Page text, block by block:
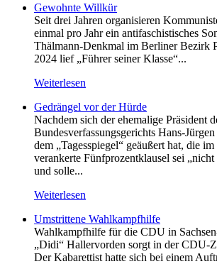
Gewohnte Willkür
Seit drei Jahren organisieren
einmal pro Jahr ein antifaschistisches
Thälmann-Denkmal im Berliner Bezirk
2024 lief „Führer seiner Klasse“...
Weiterlesen
Gedrängel vor der Hürde
Nachdem sich der ehemalige Präsident
Bundesverfassungsgerichts Hans-
dem „Tagesspiegel“ geäußert hat, die
verankerte Fünfprozentklausel sei „nicht
und solle...
Weiterlesen
Umstrittene Wahlkampfhilfe
Wahlkampfhilfe für die CDU in
„Didi“ Hallervorden sorgt in der CDU-
Der Kabarettist hatte sich bei einem